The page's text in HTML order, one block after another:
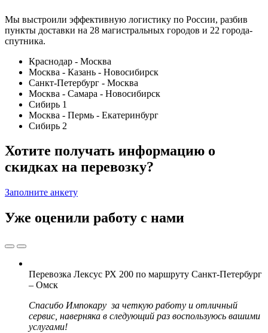
Мы выстроили эффективную логистику по России, разбив
пункты доставки на 28 магистральных городов и 22 города-
спутника.
Краснодар - Москва
Москва - Казань - Новосибирск
Санкт-Петербург - Москва
Москва - Самара - Новосибирск
Сибирь 1
Москва - Пермь - Екатеринбург
Сибирь 2
Хотите получать информацию о
скидках на перевозку?
Заполните анкету
Уже оценили работу с нами
Перевозка Лексус РХ 200 по маршруту Санкт-Петербург
– Омск
Спасибо Импокару за четкую работу и отличный
сервис, наверняка в следующий раз воспользуюсь вашими
услугами!